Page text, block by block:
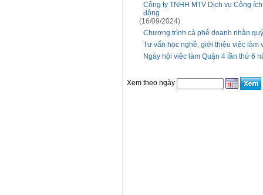
Công ty TNHH MTV Dịch vụ Công
động
(16/09/2024)
Chương trình cà phê doanh nhân
Tư vấn học nghề, giới thiệu việc làm
Ngày hội việc làm Quận 4 lần thứ 6
Xem theo ngày